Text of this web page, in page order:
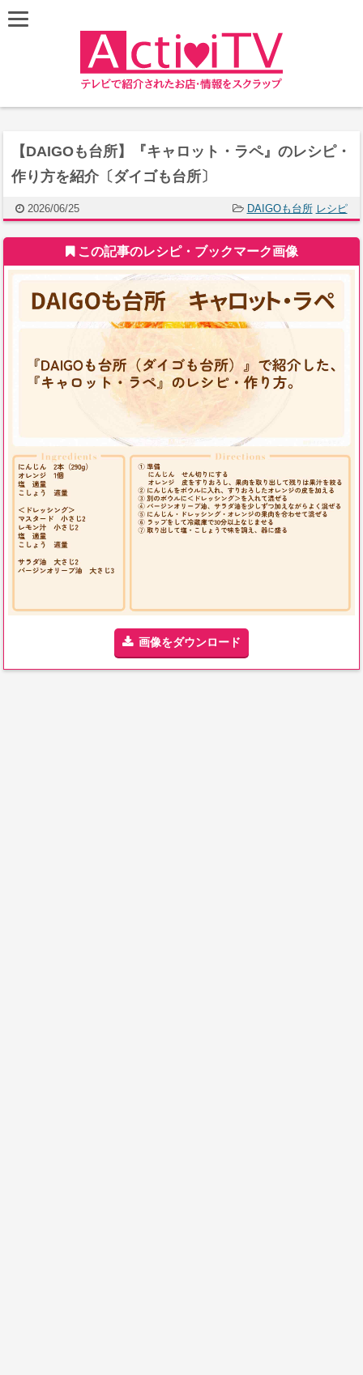
【DAIGOも台所】『キャロット・ラペ』のレシピ・
作り方を紹介〔ダイゴも台所〕
2026/06/25 DAIGOも台所 レシピ
この記事のレシピ・ブックマーク画像
画像をダウンロード